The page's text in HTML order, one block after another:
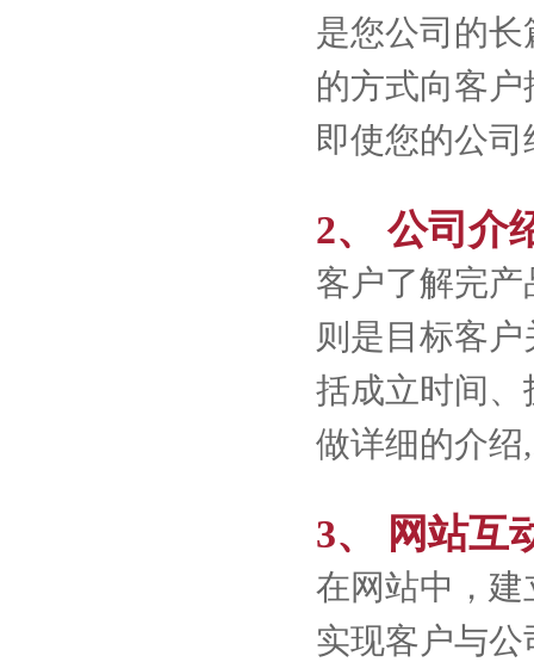
是您公司的
的方式向客
即使您的公
2、 公司介
客户了解完
则是目标客
括成立时间
做详细的介
3、 网站互
在网站中，建
实现客户与